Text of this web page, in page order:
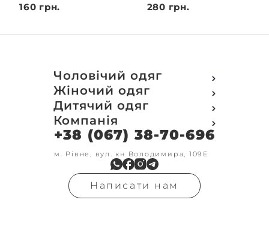
160 грн. 280 грн.
Чоловічий одяг
Футболки
Футболки Polo
Кофти
Світшот
Кенгуру
Кофта з замком
Олімпійки
Флісові кофти
Гольфи
Реглан
Жіночий одяг
Футболки
Поло
Кофти
Світшот
Олімпійки
Кофта на замку
Бомбери
В'язка
Гольфи
Дитячий одяг
Футболки
Кофти
Світшоти
Кенгуру
Кенгуру замок
Костюми
Штани
Шорти
Компанія
Про компанію
Доставка та оплата
Друк на замовлення
Обмін та повернення
Контакти
Умови оформлення
замовлення
+38 (067) 38-70-696
м. Рівне, вул. кн Володимира, 109Е
Написати нам